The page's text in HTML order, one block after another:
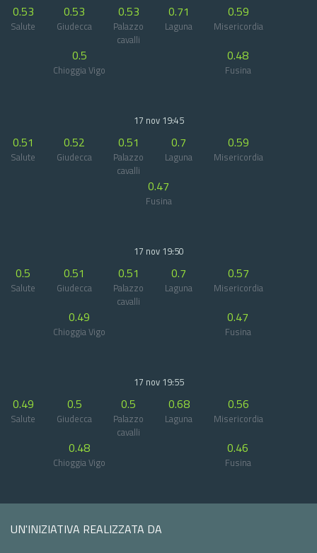
0.53
Salute
0.53
Giudecca
0.53
Palazzo
cavalli
0.71
Laguna
0.59
Misericordia
0.5
Chioggia Vigo
0.48
Fusina
17 nov 19:45
0.51
Salute
0.52
Giudecca
0.51
Palazzo
cavalli
0.7
Laguna
0.59
Misericordia
0.47
Fusina
17 nov 19:50
0.5
Salute
0.51
Giudecca
0.51
Palazzo
cavalli
0.7
Laguna
0.57
Misericordia
0.49
Chioggia Vigo
0.47
Fusina
17 nov 19:55
0.49
Salute
0.5
Giudecca
0.5
Palazzo
cavalli
0.68
Laguna
0.56
Misericordia
0.48
Chioggia Vigo
0.46
Fusina
UN'INIZIATIVA REALIZZATA DA